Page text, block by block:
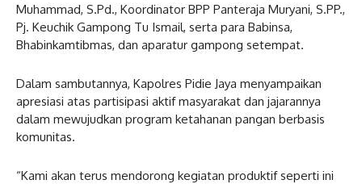
Muhammad, S.Pd., Koordinator BPP Panteraja Muryani, S.PP.,
Pj. Keuchik Gampong Tu Ismail, serta para Babinsa,
Bhabinkamtibmas, dan aparatur gampong setempat.
Dalam sambutannya, Kapolres Pidie Jaya menyampaikan
apresiasi atas partisipasi aktif masyarakat dan jajarannya
dalam mewujudkan program ketahanan pangan berbasis
komunitas.
“Kami akan terus mendorong kegiatan produktif seperti ini